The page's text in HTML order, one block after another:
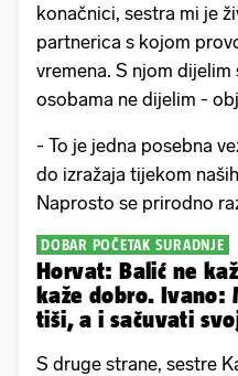
konačnici, sestra mi je
partnerica s kojom
vremena. S njom
osobama ne dijelim -
- To je jedna posebna
do izražaja tijekom
Naprosto se prirodno
DOBAR POČETAK SURADNJE
Horvat: Balić ne
kaže dobro. Ivano:
tiši, a i sačuvati
S druge strane, sestre